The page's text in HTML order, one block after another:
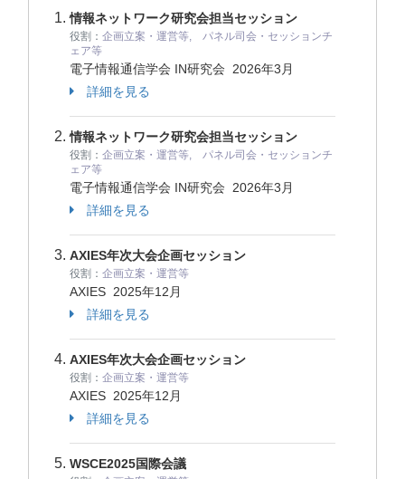
情報ネットワーク研究会担当セッション
役割： 企画立案・運営等, パネル司会・セッションチ
ェア等
電子情報通信学会 IN研究会 2026年3月
詳細を見る
情報ネットワーク研究会担当セッション
役割： 企画立案・運営等, パネル司会・セッションチ
ェア等
電子情報通信学会 IN研究会 2026年3月
詳細を見る
AXIES年次大会企画セッション
役割： 企画立案・運営等
AXIES 2025年12月
詳細を見る
AXIES年次大会企画セッション
役割： 企画立案・運営等
AXIES 2025年12月
詳細を見る
WSCE2025国際会議